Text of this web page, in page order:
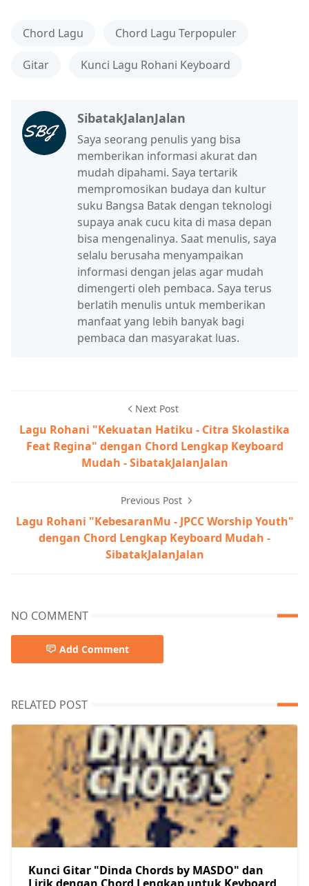
Chord Lagu Chord Lagu Terpopuler
Gitar Kunci Lagu Rohani Keyboard
SibatakJalanJalan
Saya seorang penulis yang bisa
memberikan informasi akurat dan
mudah dipahami. Saya tertarik
mempromosikan budaya dan kultur
suku Bangsa Batak dengan teknologi
supaya anak cucu kita di masa depan
bisa mengenalinya. Saat menulis, saya
selalu berusaha menyampaikan
informasi dengan jelas agar mudah
dimengerti oleh pembaca. Saya terus
berlatih menulis untuk memberikan
manfaat yang lebih banyak bagi
pembaca dan masyarakat luas.
Next Post
Lagu Rohani "Kekuatan Hatiku - Citra Skolastika
Feat Regina" dengan Chord Lengkap Keyboard
Mudah - SibatakJalanJalan
Previous Post
Lagu Rohani "KebesaranMu - JPCC Worship Youth"
dengan Chord Lengkap Keyboard Mudah -
SibatakJalanJalan
NO COMMENT
Add Comment
RELATED POST
Kunci Gitar "Dinda Chords by MASDO" dan